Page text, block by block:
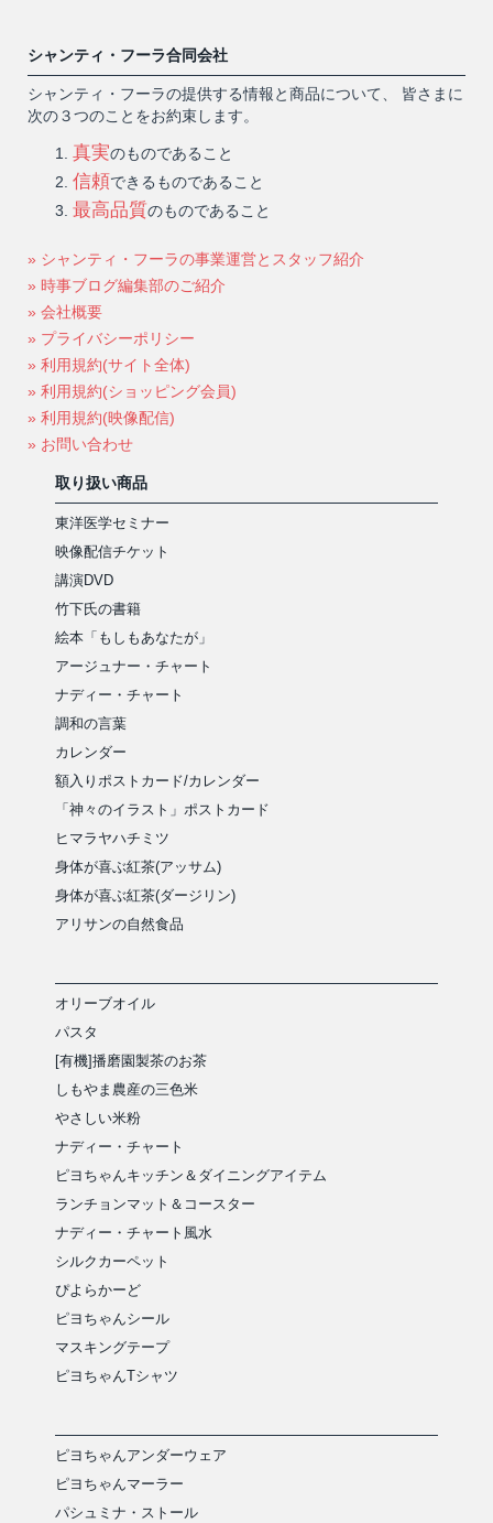
シャンティ・フーラ合同会社
シャンティ・フーラの提供する情報と商品について、 皆さまに
次の３つのことをお約束します。
真実のものであること
信頼できるものであること
最高品質のものであること
» シャンティ・フーラの事業運営とスタッフ紹介
» 時事ブログ編集部のご紹介
» 会社概要
» プライバシーポリシー
» 利用規約(サイト全体)
» 利用規約(ショッピング会員)
» 利用規約(映像配信)
» お問い合わせ
取り扱い商品
東洋医学セミナー
映像配信チケット
講演DVD
竹下氏の書籍
絵本「もしもあなたが」
アージュナー・チャート
ナディー・チャート
調和の言葉
カレンダー
額入りポストカード/カレンダー
「神々のイラスト」ポストカード
ヒマラヤハチミツ
身体が喜ぶ紅茶(アッサム)
身体が喜ぶ紅茶(ダージリン)
アリサンの自然食品
オリーブオイル
パスタ
[有機]播磨園製茶のお茶
しもやま農産の三色米
やさしい米粉
ナディー・チャート
ピヨちゃんキッチン＆ダイニングアイテム
ランチョンマット＆コースター
ナディー・チャート風水
シルクカーペット
ぴよらかーど
ピヨちゃんシール
マスキングテープ
ピヨちゃんTシャツ
ピヨちゃんアンダーウェア
ピヨちゃんマーラー
パシュミナ・ストール